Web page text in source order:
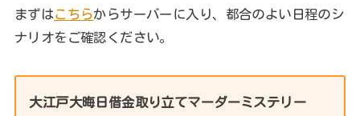
まずはこちらからサーバーに入り、都合のよい日程のシ
ナリオをご確認ください。
大江戸大晦日借金取り立てマーダーミステリー